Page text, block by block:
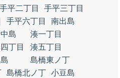
手平二丁目
手平三丁目
手平六丁目
南出島
島
湊一丁目
丁目
湊五丁目
島橋東ノ丁
島橋北ノ丁 小豆島